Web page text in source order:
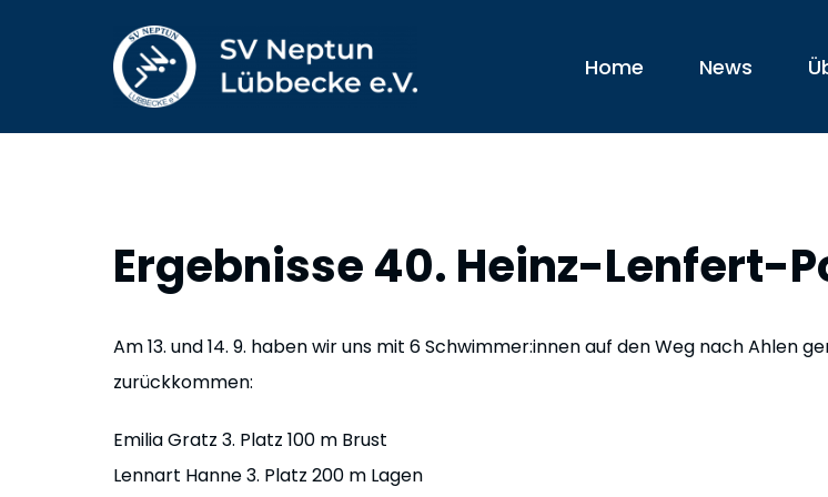
Home News
Ergebnisse 40. Heinz-Lenfert-
Am 13. und 14. 9. haben wir uns mit 6 Schwimmer:innen auf den Weg nach Ahlen
zurückkommen:
Emilia Gratz 3. Platz 100 m Brust
Lennart Hanne 3. Platz 200 m Lagen